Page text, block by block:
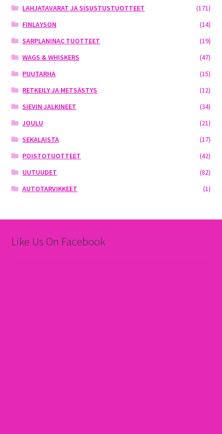
LAHJATAVARAT JA SISUSTUSTUOTTEET
(171)
FINLAYSON
(14)
SARPLANINAC TUOTTEET
(19)
WAGS & WHISKERS
(47)
PUUTARHA
(15)
RETKEILY JA METSÄSTYS
(12)
SIEVIN JALKINEET
(34)
JOULU
(21)
SEKALAISTA
(17)
POISTOTUOTTEET
(42)
UUTUUDET
(82)
AUTOTARVIKKEET
(1)
Like Us On Facebook